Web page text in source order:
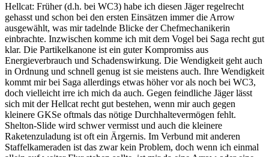
Hellcat: Früher (d.h. bei WC3) habe ich diesen Jäger regelrecht
gehasst und schon bei den ersten Einsätzen immer die Arrow
ausgewählt, was mir tadelnde Blicke der Chefmechanikerin
einbrachte. Inzwischen komme ich mit dem Vogel bei Saga recht gut
klar. Die Partikelkanone ist ein guter Kompromiss aus
Energieverbrauch und Schadenswirkung. Die Wendigkeit geht auch
in Ordnung und schnell genug ist sie meistens auch. Ihre Wendigkeit
kommt mir bei Saga allerdings etwas höher vor als noch bei WC3,
doch vielleicht irre ich mich da auch. Gegen feindliche Jäger lässt
sich mit der Hellcat recht gut bestehen, wenn mir auch gegen
kleinere GKSe oftmals das nötige Durchhaltevermögen fehlt.
Shelton-Slide wird schwer vermisst und auch die kleinere
Raketenzuladung ist oft ein Ärgernis. Im Verbund mit anderen
Staffelkameraden ist das zwar kein Problem, doch wenn ich einmal